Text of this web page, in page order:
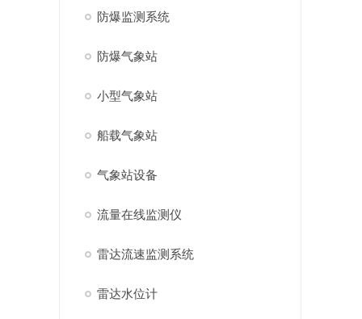
防爆监测系统
防爆气象站
小型气象站
船载气象站
气象站设备
流量在线监测仪
雷达流速监测系统
雷达水位计